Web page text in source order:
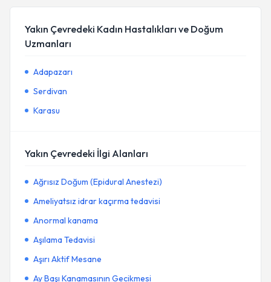
Yakın Çevredeki Kadın Hastalıkları ve Doğum
Uzmanları
Adapazarı
Serdivan
Karasu
Yakın Çevredeki İlgi Alanları
Ağrısız Doğum (Epidural Anestezi)
Ameliyatsız idrar kaçırma tedavisi
Anormal kanama
Aşılama Tedavisi
Aşırı Aktif Mesane
Ay Başı Kanamasının Gecikmesi